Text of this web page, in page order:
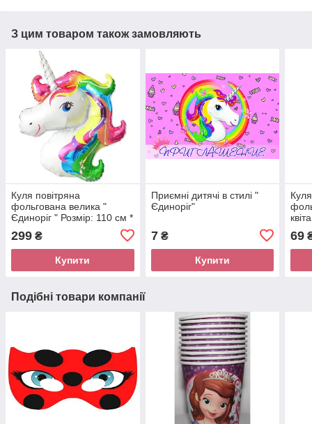
З цим товаром також замовляють
Куля повітряна
фольгована велика "
Єдиноріг " Розмір: 110 см *
299 ₴
Купити
Приємні дитячі в стилі "
Єдиноріг"
7₴
Купити
69
Подібні товари компанії